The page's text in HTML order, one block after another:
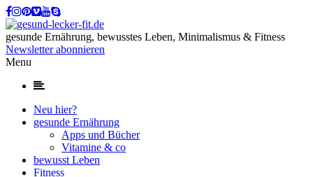
gesunde Ernährung, bewusstes Leben, Minimalismus & Fitness
Newsletter abonnieren
Menu
Neu hier?
gesunde Ernährung
Apps und Bücher
Vitamine & co
bewusst Leben
Fitness